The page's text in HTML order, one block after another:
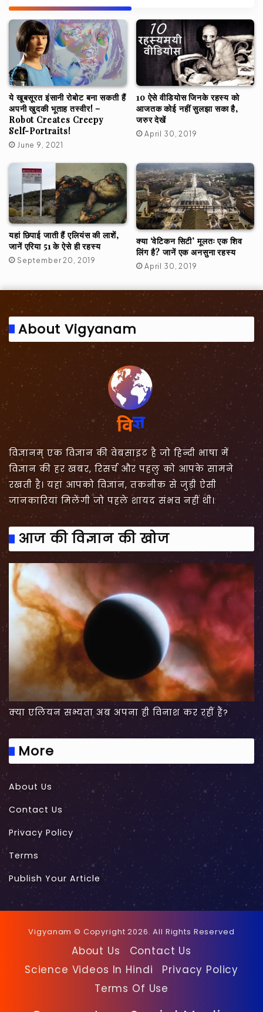
ये खूबसूरत इंसानी रोबोट बना सकती हैं
अपनी खुदकी भूताह तस्वीर! –
Robot Creates Creepy
Self-Portraits!
June 9, 2021
10 ऐसे वीडियोस जिनके रहस्य को
आजतक कोई नहीं सुलझा सका है,
जरुर देखें
April 30, 2019
यहां छिपाई जाती हैं एलियंस की लाशें,
जानें एरिया 51 के ऐसे ही रहस्य
September 20, 2019
क्या ‘वेटिकन सिटी’ मूलतः एक शिव
लिंग है? जानें एक अनसुना रहस्य
April 30, 2019
About Vigyanam
विज्ञानम् एक विज्ञान की वेबसाइट है जो हिन्दी भाषा में
विज्ञान की हर खबर, रिसर्च और पहलु को आपके सामने
रखती है। यहां आपको विज्ञान, तकनीक से जुड़ी ऐसी
जानकारियां मिलेंगी जो पहले शायद संभव नहीं थी।
आज की विज्ञान की खोज
क्या एलियन सभ्यता अब अपना ही विनाश कर रहीं हैं?
More
About Us
Contact Us
Privacy Policy
Terms
Publish Your Article
Vigyanam © Copyright 2026. All Rights Reserved
About Us
Contact Us
Science Videos In Hindi
Privacy Policy
Terms Of Use